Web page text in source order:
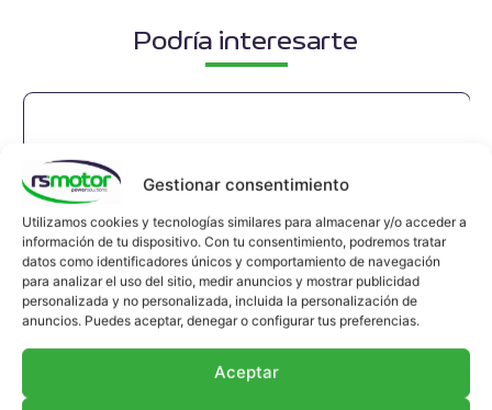
Gestionar consentimiento
Utilizamos cookies y tecnologías similares para almacenar y/o acceder a
información de tu dispositivo. Con tu consentimiento, podremos tratar
datos como identificadores únicos y comportamiento de navegación
para analizar el uso del sitio, medir anuncios y mostrar publicidad
personalizada y no personalizada, incluida la personalización de
anuncios. Puedes aceptar, denegar o configurar tus preferencias.
Aceptar
Podría interesarte